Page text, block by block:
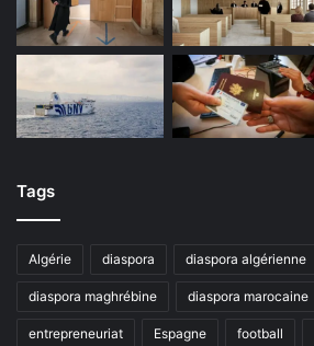
Tags
Algérie diaspora diaspora algérienne
diaspora maghrébine diaspora marocaine
entrepreneuriat Espagne football